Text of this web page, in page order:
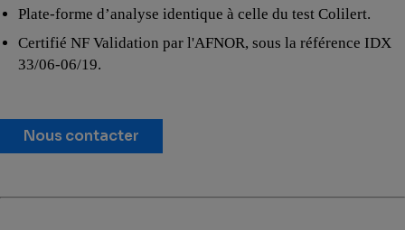
Plate-forme d’analyse identique à celle du test Colilert.
Certifié NF Validation par l'AFNOR, sous la référence IDX
33/06-06/19.
Nous contacter